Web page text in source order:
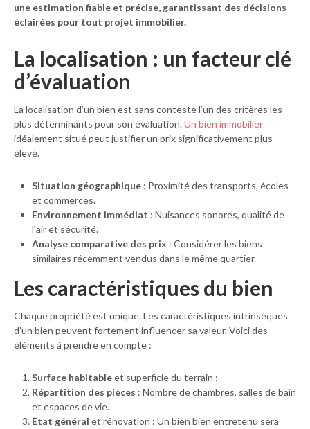
une estimation fiable et précise, garantissant des décisions
éclairées pour tout projet immobilier.
La localisation : un facteur clé
d’évaluation
La localisation d’un bien est sans conteste l’un des critères les
plus déterminants pour son évaluation.Un bien immobilier
idéalement situé peut justifier un prix significativement plus
élevé.
Situation géographique : Proximité des transports, écoles
et commerces.
Environnement immédiat : Nuisances sonores, qualité de
l’air et sécurité.
Analyse comparative des prix : Considérer les biens
similaires récemment vendus dans le même quartier.
Les caractéristiques du bien
Chaque propriété est unique. Les caractéristiques intrinsèques
d’un bien peuvent fortement influencer sa valeur. Voici des
éléments à prendre en compte :
Surface habitableet superficie du terrain :
Répartition des pièces : Nombre de chambres, salles de bain
et espaces de vie.
État général et rénovation : Un bien bien entretenu sera